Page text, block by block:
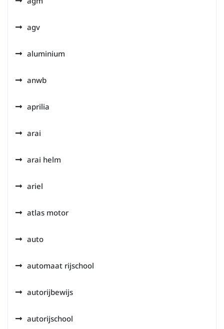
agv
aluminium
anwb
aprilia
arai
arai helm
ariel
atlas motor
auto
automaat rijschool
autorijbewijs
autorijschool